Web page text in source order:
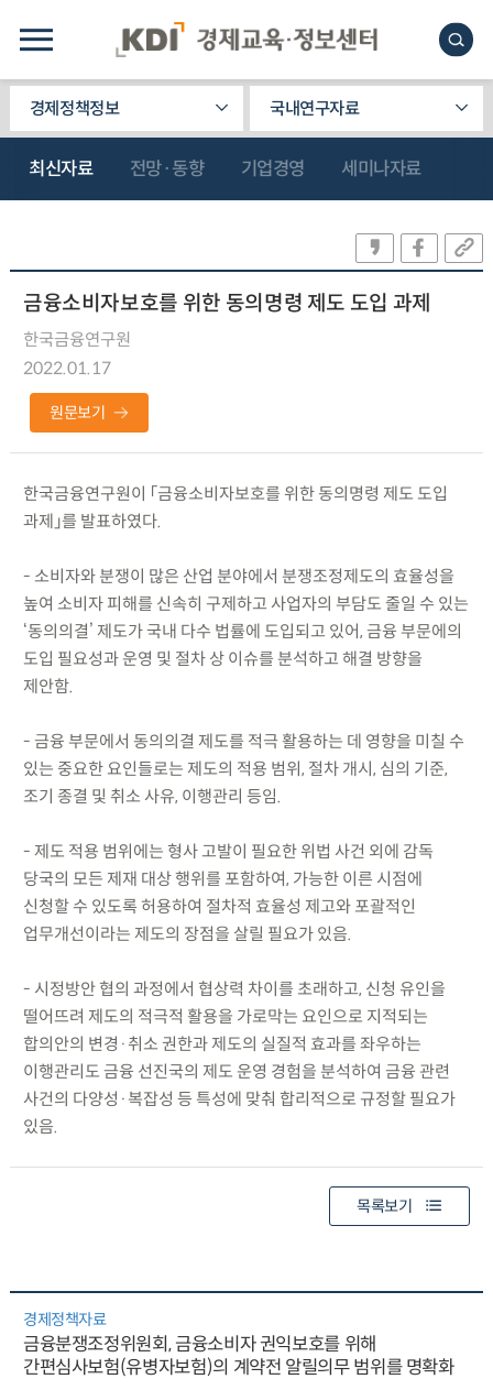
경제정책정보 국내연구자료
최신자료 전망·동향 기업경영 세미나자료
금융소비자보호를 위한 동의명령 제도 도입 과제
한국금융연구원
2022.01.17
원문보기
한국금융연구원이 「금융소비자보호를 위한 동의명령 제도 도입
과제」를 발표하였다.
- 소비자와 분쟁이 많은 산업 분야에서 분쟁조정제도의 효율성을
높여 소비자 피해를 신속히 구제하고 사업자의 부담도 줄일 수 있는
‘동의의결’ 제도가 국내 다수 법률에 도입되고 있어, 금융 부문에의
도입 필요성과 운영 및 절차 상 이슈를 분석하고 해결 방향을
제안함.
- 금융 부문에서 동의의결 제도를 적극 활용하는 데 영향을 미칠 수
있는 중요한 요인들로는 제도의 적용 범위, 절차 개시, 심의 기준,
조기 종결 및 취소 사유, 이행관리 등임.
- 제도 적용 범위에는 형사 고발이 필요한 위법 사건 외에 감독
당국의 모든 제재 대상 행위를 포함하여, 가능한 이른 시점에
신청할 수 있도록 허용하여 절차적 효율성 제고와 포괄적인
업무개선이라는 제도의 장점을 살릴 필요가 있음.
- 시정방안 협의 과정에서 협상력 차이를 초래하고, 신청 유인을
떨어뜨려 제도의 적극적 활용을 가로막는 요인으로 지적되는
합의안의 변경·취소 권한과 제도의 실질적 효과를 좌우하는
이행관리도 금융 선진국의 제도 운영 경험을 분석하여 금융 관련
사건의 다양성·복잡성 등 특성에 맞춰 합리적으로 규정할 필요가
있음.
목록보기
경제정책자료
금융분쟁조정위원회, 금융소비자 권익보호를 위해
간편심사보험(유병자보험)의 계약전 알릴의무 범위를 명확화